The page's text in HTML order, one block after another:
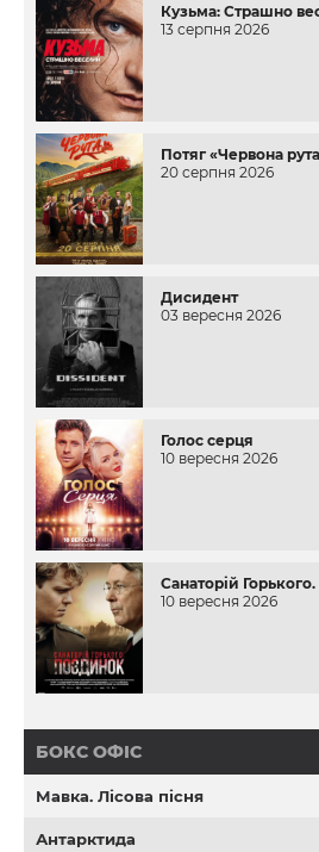
Кузьма: Страшно
13 серпня 2026
Потяг «Червона
20 серпня 2026
Дисидент
03 вересня 2026
Голос серця
10 вересня 2026
Санаторій
10 вересня 2026
БОКС ОФІС
Мавка. Лісова пісня
Антарктида